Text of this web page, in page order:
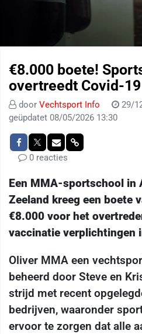
€8.000 boete!
overtreedt Covid-
door Vechtsport Info 29/
geüpdatet 08/05/2026 13:30
0 reacties
Een MMA-sportschool in
Zeeland kreeg een boete
€8.000 voor het
vaccinatie verplichtingen
Oliver MMA een
beheerd door Steve en
strijd met recent
bedrijven, waaronder
ervoor te zorgen dat alle